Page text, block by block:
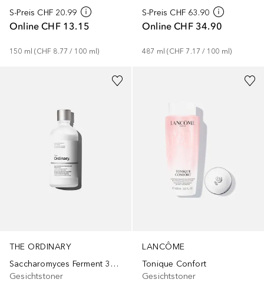
S-Preis CHF 20.99
Online CHF 13.15
150 ml (CHF 8.77 / 100 ml)
S-Preis CHF 63.90
Online CHF 34.90
487 ml (CHF 7.17 / 100 ml)
THE ORDINARY
Saccharomyces Ferment 30% Milky Toner
Gesichtstoner
LANCÔME
Tonique Confort
Gesichtstoner